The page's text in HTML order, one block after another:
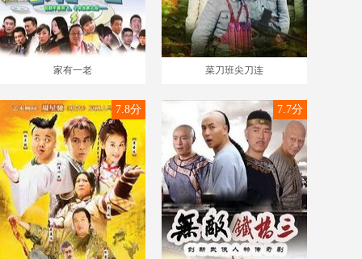
家有一老 菜刀班尖刀连
7.8分 7.7分